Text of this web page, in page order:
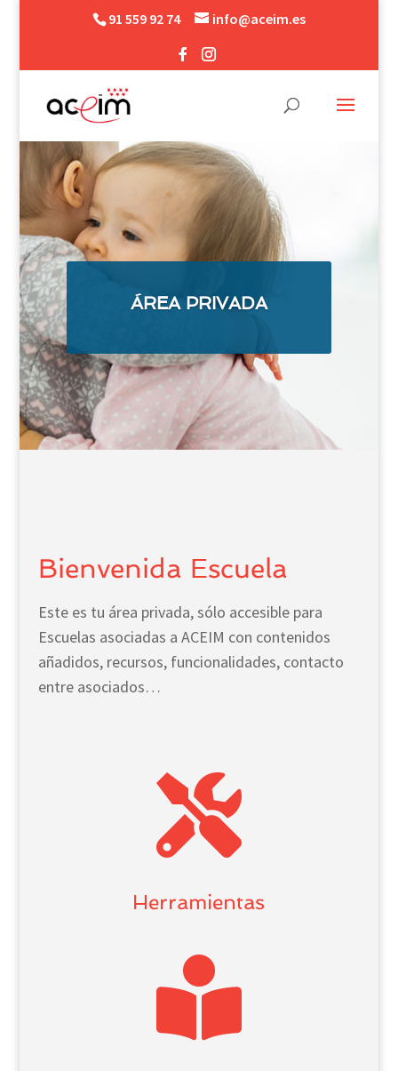
91 559 92 74 info@aceim.es
ÁREA PRIVADA
Bienvenida Escuela
Este es tu área privada, sólo accesible para
Escuelas asociadas a ACEIM con contenidos
añadidos, recursos, funcionalidades, contacto
entre asociados…

Herramientas
